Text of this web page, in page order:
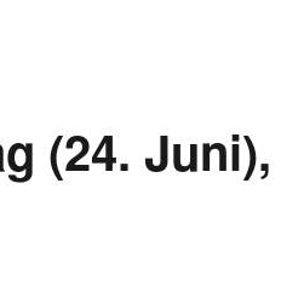
(24. Juni),